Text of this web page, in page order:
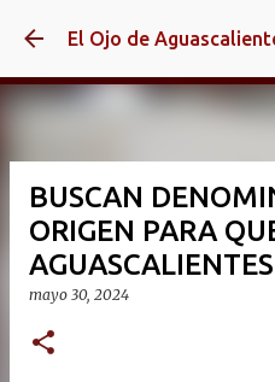
Ir al
El Ojo de
BUSCAN
ORIGEN PARA
AGUASCALIENTES
mayo 30, 2024